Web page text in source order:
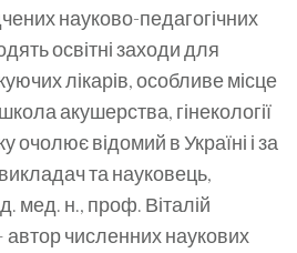
науково-педагогічних
освітні заходи для
лікарів, особливе місце
акушерства, гінекології
очолює відомий в Україні і за
та науковець,
мед. н., проф. Віталій
численних наукових